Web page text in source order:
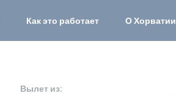
Как это работает О Хорватии
Вылет из: